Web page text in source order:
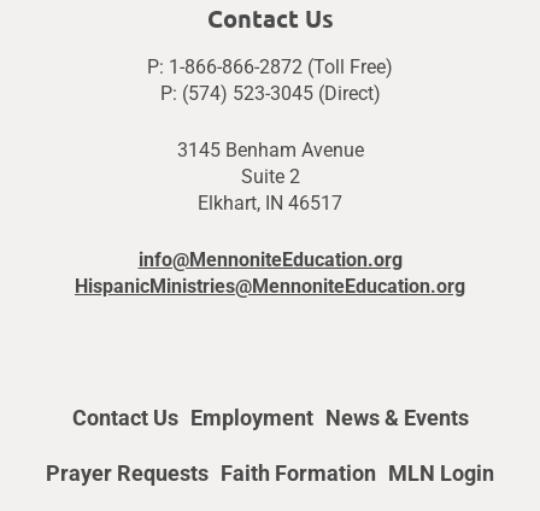
Contact Us
P: 1-866-866-2872 (Toll Free)
P: (574) 523-3045 (Direct)
3145 Benham Avenue
Suite 2
Elkhart, IN 46517
info@MennoniteEducation.org
HispanicMinistries@MennoniteEducation.org
Contact Us Employment News & Events
Prayer Requests Faith Formation MLN Login